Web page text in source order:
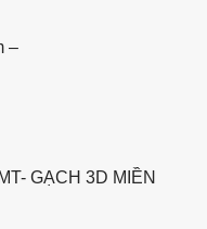
–
GẠCH 3D MIỀN